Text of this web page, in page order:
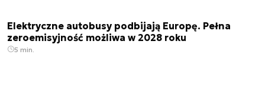
Elektryczne autobusy podbijają Europę. Pełna
zeroemisyjność możliwa w 2028 roku
5 min.